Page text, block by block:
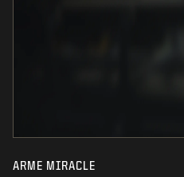
ARME MIRACLE